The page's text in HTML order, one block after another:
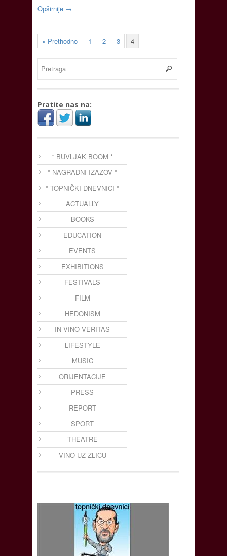
Opširnije →
« Prethodno 1 2 3 4
Pratite nas na:
* BUVLJAK BOOM *
* NAGRADNI IZAZOV *
* TOPNIČKI DNEVNICI *
ACTUALLY
BOOKS
EDUCATION
EVENTS
EXHIBITIONS
FESTIVALS
FILM
HEDONISM
IN VINO VERITAS
LIFESTYLE
MUSIC
ORIJENTACIJE
PRESS
REPORT
SPORT
THEATRE
VINO UZ ŽLICU